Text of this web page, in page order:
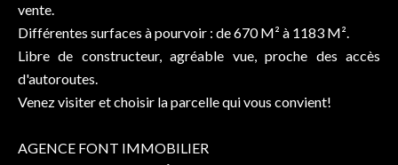
vente.
Différentes surfaces à pourvoir : de 670 M² à 1183 M².
Libre de constructeur, agréable vue, proche des accès
d'autoroutes.
Venez visiter et choisir la parcelle qui vous convient!
AGENCE FONT IMMOBILIER